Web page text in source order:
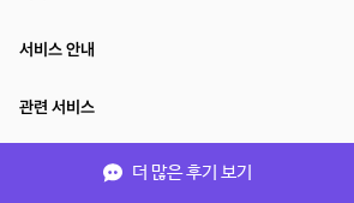
더 많은 후기 보기
서비스 안내
관련 서비스